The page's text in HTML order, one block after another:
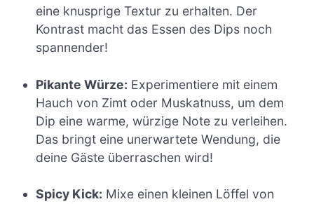
eine knusprige Textur zu erhalten. Der
Kontrast macht das Essen des Dips noch
spannender!
Pikante Würze: Experimentiere mit einem
Hauch von Zimt oder Muskatnuss, um dem
Dip eine warme, würzige Note zu verleihen.
Das bringt eine unerwartete Wendung, die
deine Gäste überraschen wird!
Spicy Kick: Mixe einen kleinen Löffel von